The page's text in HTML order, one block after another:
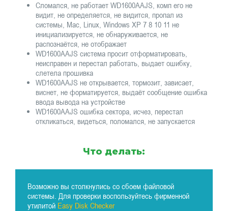
Сломался, не работает WD1600AAJS, комп его не
видит, не определяется, не видится, пропал из
системы, Mac, Linux, Windows XP 7 8 10 11 не
инициализируется, не обнаруживается, не
распознаётся, не отображает
WD1600AAJS система просит отформатировать,
неисправен и перестал работать, выдает ошибку,
слетела прошивка
WD1600AAJS не открывается, тормозит, зависает,
виснет, не форматируется, выдаёт сообщение ошибка
ввода вывода на устройстве
WD1600AAJS ошибка сектора, исчез, перестал
откликаться, видеться, поломался, не запускается
Что делать:
Возможно вы столкнулись со сбоем файловой
системы. Для проверки воспользуйтесь фирменной
утилитой Easy Disk Checker